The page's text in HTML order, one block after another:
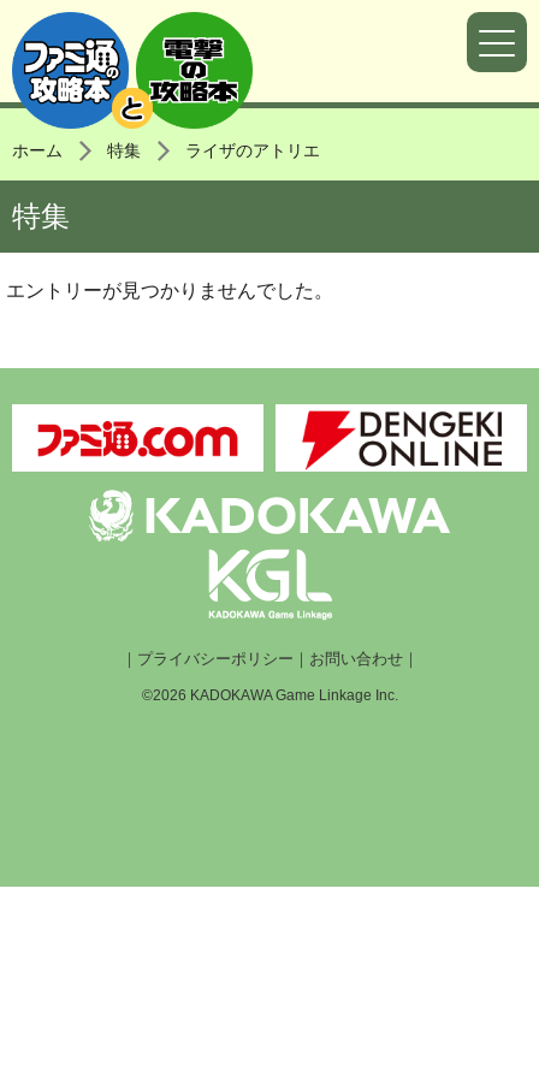
ホーム 特集 ライザのアトリエ
特集
エントリーが見つかりませんでした。
｜ プライバシーポリシー ｜ お問い合わせ｜
©2026 KADOKAWA Game Linkage Inc.